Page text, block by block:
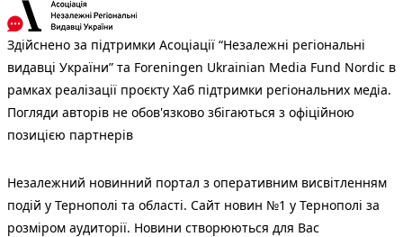
Здійснено за підтримки Асоціації “Незалежні регіональні
видавці України” та Foreningen Ukrainian Media Fund Nordic в
рамках реалізації проєкту Хаб підтримки регіональних медіа.
Погляди авторів не обов'язково збігаються з офіційною
позицією партнерів
Незалежний новинний портал з оперативним висвітленням
подій у Тернополі та області. Сайт новин №1 у Тернополі за
розміром аудиторії. Новини створюються для Вас